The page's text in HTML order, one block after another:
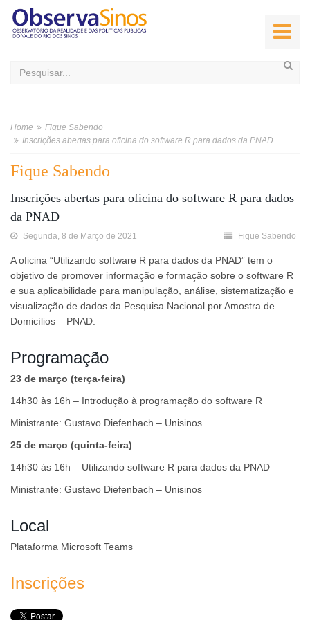
Home
Fique Sabendo
Inscrições abertas para oficina do software R para dados da PNAD
Fique Sabendo
Inscrições abertas para oficina do software R para dados
da PNAD
Segunda, 8 de Março de 2021 Fique Sabendo
A oficina “Utilizando software R para dados da PNAD” tem o
objetivo de promover informação e formação sobre o software R
e sua aplicabilidade para manipulação, análise, sistematização e
visualização de dados da Pesquisa Nacional por Amostra de
Domicílios – PNAD.
Programação
23 de março (terça-feira)
14h30 às 16h – Introdução à programação do software R
Ministrante: Gustavo Diefenbach – Unisinos
25 de março (quinta-feira)
14h30 às 16h – Utilizando software R para dados da PNAD
Ministrante: Gustavo Diefenbach – Unisinos
Local
Plataforma Microsoft Teams
Inscrições